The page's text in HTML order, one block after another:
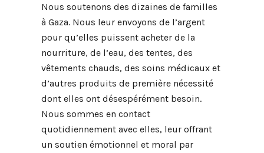
Nous soutenons des dizaines de familles
à Gaza. Nous leur envoyons de l’argent
pour qu’elles puissent acheter de la
nourriture, de l’eau, des tentes, des
vêtements chauds, des soins médicaux et
d’autres produits de première nécessité
dont elles ont désespérément besoin.
Nous sommes en contact
quotidiennement avec elles, leur offrant
un soutien émotionnel et moral par